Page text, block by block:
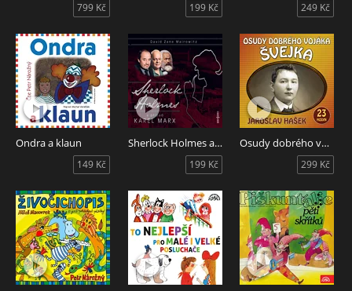
799 Kč 199 Kč 249 Kč
Ondra a klaun
149 Kč
Sherlock Holmes a případ Karel Marx
199 Kč
Osudy dobrého vojáka Švejka - komplet
299 Kč